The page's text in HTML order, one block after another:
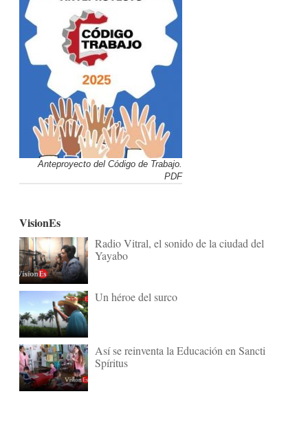
Anteproyecto del Código de Trabajo.
PDF
VisionEs
Radio Vitral, el sonido de la ciudad del
Yayabo
Un héroe del surco
Así se reinventa la Educación en Sancti
Spíritus